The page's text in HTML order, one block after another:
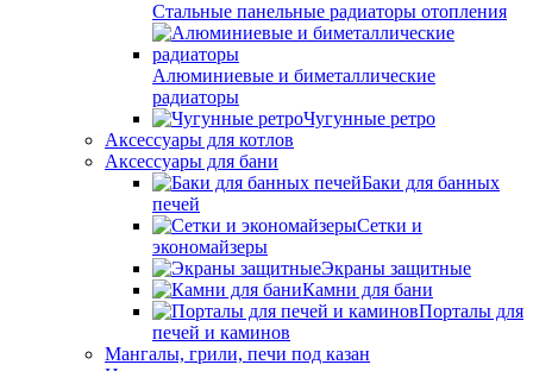
Стальные панельные радиаторы отопления
Алюминиевые и биметаллические
радиаторы
Чугунные ретро
Аксессуары для котлов
Аксессуары для бани
Баки для банных
печей
Сетки и
экономайзеры
Экраны защитные
Камни для бани
Порталы для
печей и каминов
Мангалы, грили, печи под казан